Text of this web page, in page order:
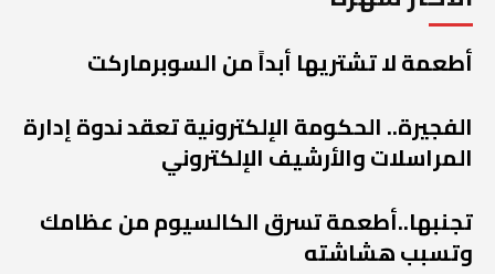
أطعمة لا تشتريها أبداً من السوبرماركت
الفجيرة.. الحكومة الإلكترونية تعقد ندوة إدارة
المراسلات والأرشيف الإلكتروني
تجنبها..أطعمة تسرق الكالسيوم من عظامك
وتسبب هشاشته